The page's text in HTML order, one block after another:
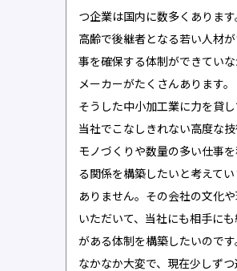
つ企業は国内に数多くありま
高齢で後継者となる若い人材
事を確保する体制ができてい
メーカーがたくさんあります。
そうした中小加工業に力を貸し
当社でこなしきれない高度な
モノづくりや数量の多い仕事
る関係を構築したいと考えて
ありません。その会社の文化
いただいて、当社にも相手に
がある体制を構築したいので
なかなか大変で、現在少しずつ